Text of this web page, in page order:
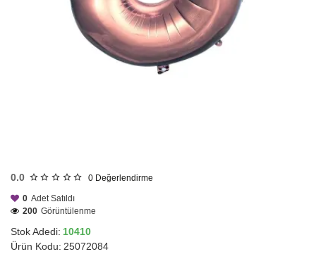
0.0 0 Değerlendirme
Stok Adedi: 10410
Ürün Kodu: 25072084
0 Adet Satıldı
200 Görüntülenme